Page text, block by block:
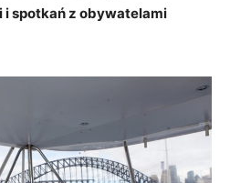
spotkań z obywatelami